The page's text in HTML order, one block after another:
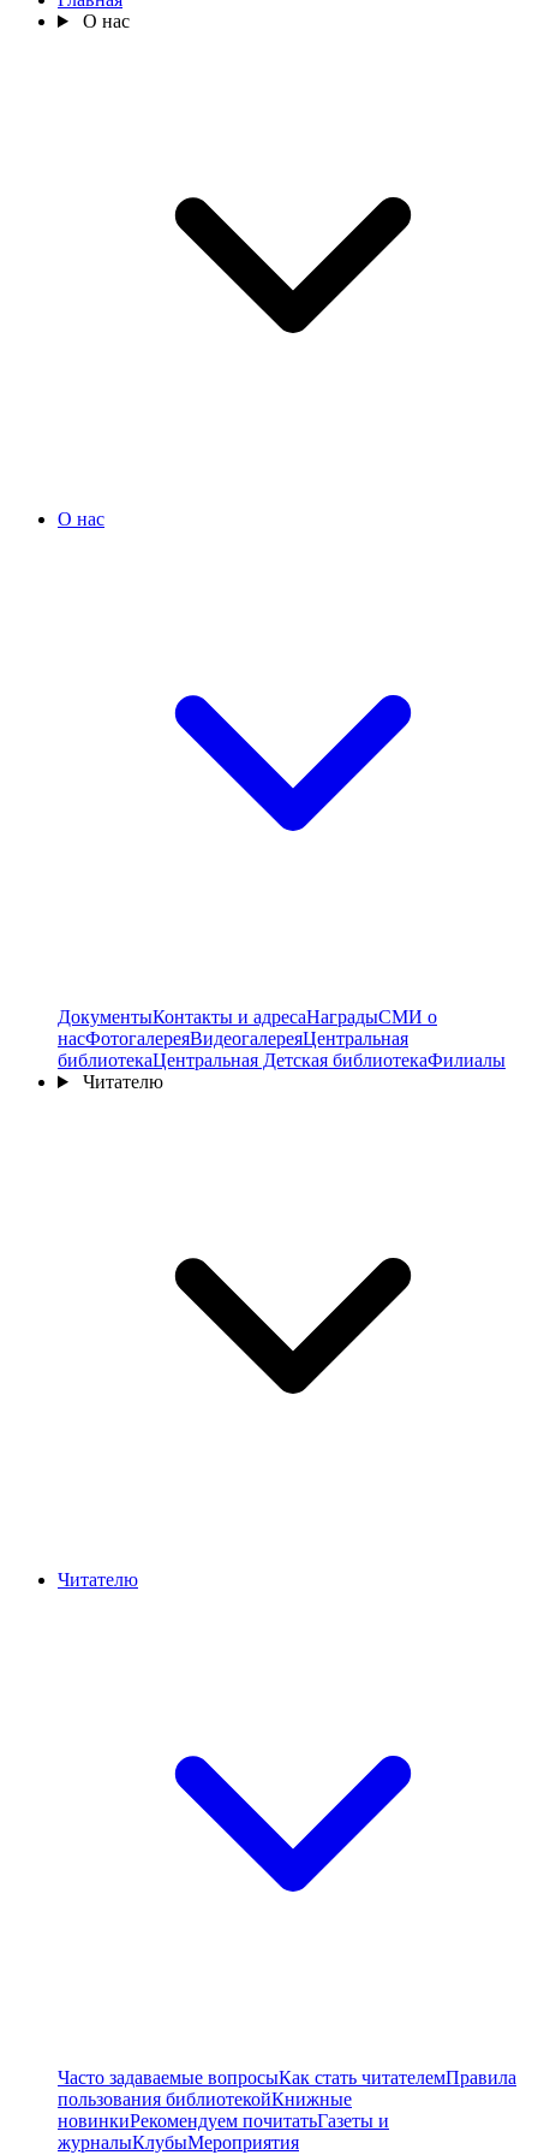
О нас
О нас
ДокументыКонтакты и адресаНаградыСМИ о
насФотогалереяВидеогалереяЦентральная
библиотекаЦентральная Детская библиотекаФилиалы
Читателю
Читателю
Часто задаваемые вопросыКак стать читателемПравила
пользования библиотекойКнижные
новинкиРекомендуем почитатьГазеты и
журналыКлубыМероприятия